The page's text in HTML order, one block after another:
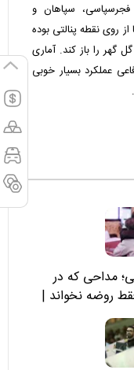
فجرسپاسی، سپاهان و
روی نقطه پنالتی بوده
گهر را باز کند. آماری
عملکرد بسیار خوبی
مداحی که در
روضه نخواند |
آقا مرتضی
جدی‌تر ببینند